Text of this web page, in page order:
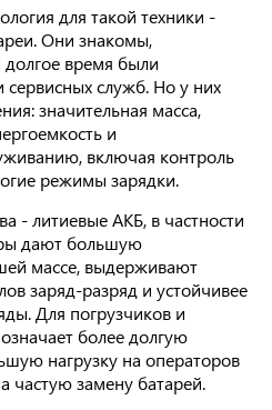
для такой техники -
Они знакомы,
долгое время были
сервисных служб. Но у них
значительная масса,
и
включая контроль
режимы зарядки.
- литиевые АКБ, в частности
дают большую
массе, выдерживают
заряд-разряд и устойчивее
Для погрузчиков и
более долгую
нагрузку на операторов
частую замену батарей.